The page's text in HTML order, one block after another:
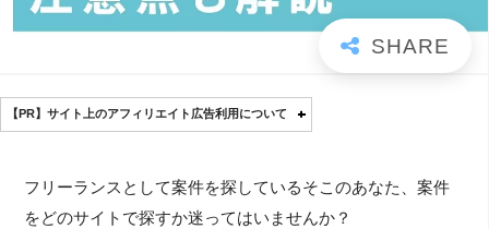
【PR】サイト上のアフィリエイト広告利用について
フリーランスとして案件を探しているそこのあなた、案件
をどのサイトで探すか迷ってはいませんか？